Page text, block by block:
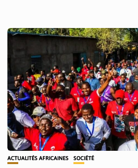
ACTUALITÉS AFRICAINES SOCIÉTÉ